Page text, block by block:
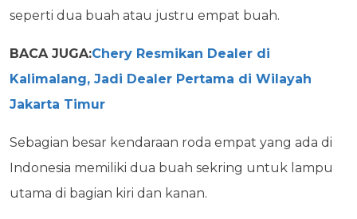
seperti dua buah atau justru empat buah.
BACA JUGA:Chery Resmikan Dealer di
Kalimalang, Jadi Dealer Pertama di Wilayah
Jakarta Timur
Sebagian besar kendaraan roda empat yang ada di
Indonesia memiliki dua buah sekring untuk lampu
utama di bagian kiri dan kanan.